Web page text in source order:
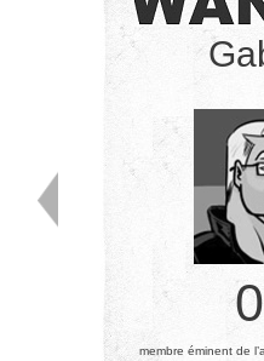
membre éminent de